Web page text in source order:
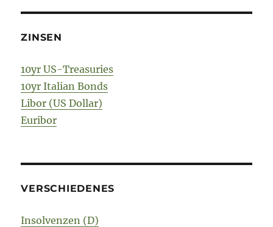
ZINSEN
10yr US-Treasuries
10yr Italian Bonds
Libor (US Dollar)
Euribor
VERSCHIEDENES
Insolvenzen (D)